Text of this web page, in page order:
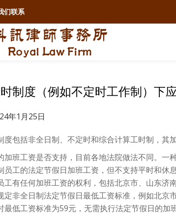
们联系
制度（例如不定时工作制）下
年1月25日
度包括非全日制、不定时和综合计算工时制，其
加班工资是否支持，目前各地法院做法不同。一
员工的法定节假日加班工资，但不支持平时和休
工有任何加班工资的权利，包括北京市、山东济
定非全日制法定节假日最低工资标准，例如北京
最低工资标准为59元，无需执行法定节假日的加